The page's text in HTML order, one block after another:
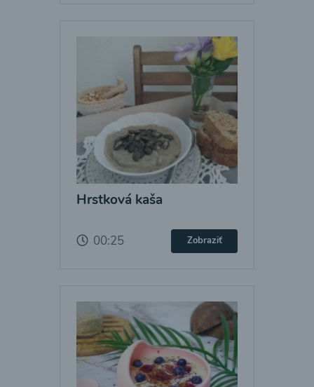
Hrstková kaša
00:25 Zobraziť